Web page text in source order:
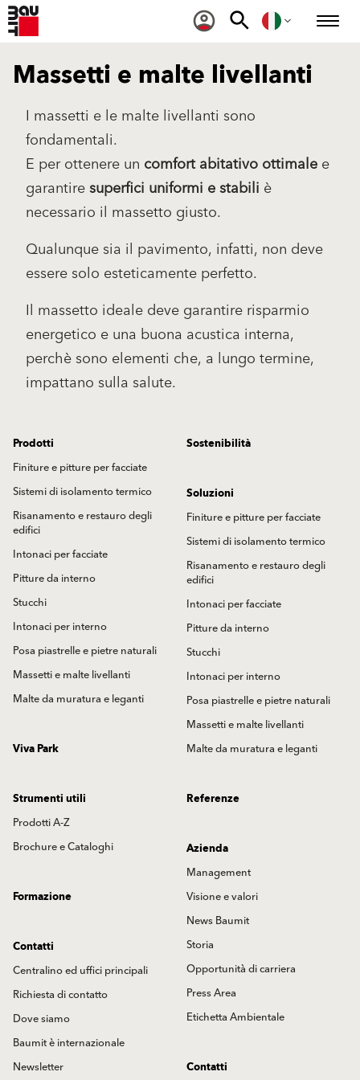
Massetti e malte livellanti
I massetti e le malte livellanti sono
fondamentali.
E per ottenere un comfort abitativo ottimalee
garantiresuperfici uniformi e stabili è
necessario il massetto giusto.
Qualunque sia il pavimento, infatti, non deve
essere solo esteticamente perfetto.
Il massetto ideale deve garantire risparmio
energetico e una buona acustica interna,
perchè sono elementi che, a lungo termine,
impattano sulla salute.
Prodotti
Finiture e pitture per facciate
Sistemi di isolamento termico
Risanamento e restauro degli
edifici
Intonaci per facciate
Pitture da interno
Stucchi
Intonaci per interno
Posa piastrelle e pietre naturali
Massetti e malte livellanti
Malte da muratura e leganti
Sostenibilità
Soluzioni
Finiture e pitture per facciate
Sistemi di isolamento termico
Risanamento e restauro degli
edifici
Intonaci per facciate
Pitture da interno
Stucchi
Intonaci per interno
Posa piastrelle e pietre naturali
Massetti e malte livellanti
Malte da muratura e leganti
Viva Park
Strumenti utili
Prodotti A-Z
Brochure e Cataloghi
Referenze
Azienda
Management
Visione e valori
News Baumit
Storia
Opportunità di carriera
Press Area
Etichetta Ambientale
Formazione
Contatti
Centralino ed uffici principali
Richiesta di contatto
Dove siamo
Baumit è internazionale
Newsletter
Contatti